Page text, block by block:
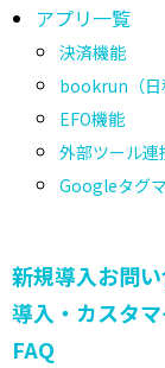
アプリ一覧
決済機能
bookrun（日
EFO機能
外部ツール連
Googleタグ
新規導入お問
導入・カスタ
FAQ